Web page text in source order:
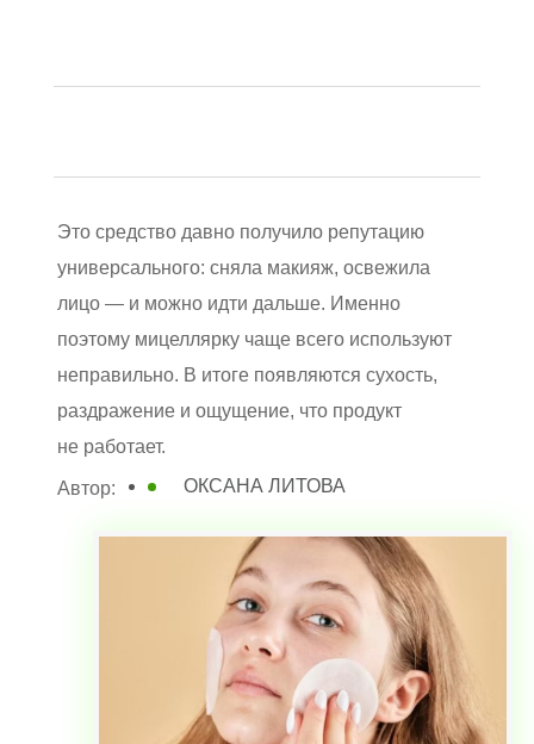
Это средство давно получило репутацию
универсального: сняла макияж, освежила
лицо — и можно идти дальше. Именно
поэтому мицеллярку чаще всего используют
неправильно. В итоге появляются сухость,
раздражение и ощущение, что продукт
не работает.
Автор: ОКСАНА ЛИТОВА